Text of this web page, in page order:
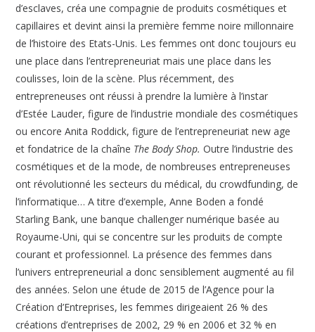
d’esclaves, créa une compagnie de produits cosmétiques et
capillaires et devint ainsi la première femme noire millonnaire
de l’histoire des Etats-Unis. Les femmes ont donc toujours eu
une place dans l’entrepreneuriat mais une place dans les
coulisses, loin de la scène. Plus récemment, des
entrepreneuses ont réussi à prendre la lumière à l’instar
d’Estée Lauder, figure de l’industrie mondiale des cosmétiques
ou encore Anita Roddick, figure de l’entrepreneuriat new age
et fondatrice de la chaîne The Body Shop.Outre l’industrie des
cosmétiques et de la mode, de nombreuses entrepreneuses
ont révolutionné les secteurs du médical, du crowdfunding, de
l’informatique… A titre d’exemple, Anne Boden a fondé
Starling Bank, une banque challenger numérique basée au
Royaume-Uni, qui se concentre sur les produits de compte
courant et professionnel. La présence des femmes dans
l’univers entrepreneurial a donc sensiblement augmenté au fil
des années. Selon une étude de 2015 de l’Agence pour la
Création d’Entreprises, les femmes dirigeaient 26 % des
créations d’entreprises de 2002, 29 % en 2006 et 32 % en